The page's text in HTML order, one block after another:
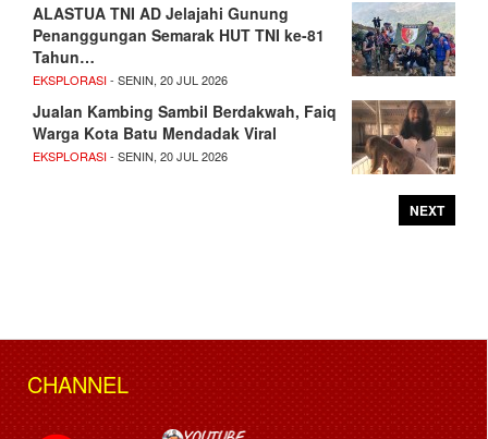
ALASTUA TNI AD Jelajahi Gunung
Penanggungan Semarak HUT TNI ke-81
Tahun…
EKSPLORASI- SENIN, 20 JUL 2026
Jualan Kambing Sambil Berdakwah, Faiq
Warga Kota Batu Mendadak Viral
EKSPLORASI- SENIN, 20 JUL 2026
NEXT
CHANNEL